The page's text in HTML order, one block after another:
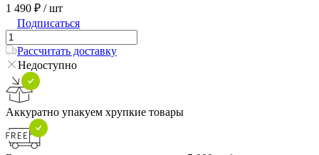
1 490 ₽ / шт
Подписаться
Рассчитать доставку
Недоступно
Аккуратно упакуем хрупкие товары